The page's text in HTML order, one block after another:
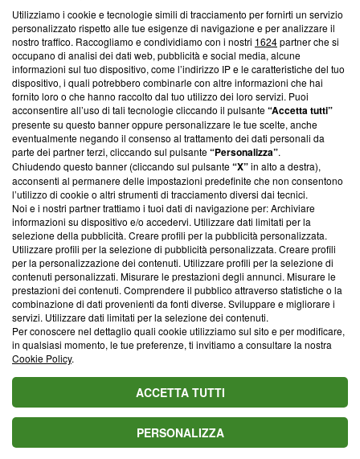
Questa sezione offre informazioni trasparenti su Blasting
News, sui nostri processi editoriali e su come ci impegniamo a
creare news di qualità. Inoltre, afferma la nostra aderenza a
‘Trust Project - News with Integrity’Blasting News non è
ancora membro del programma, ma ha richiesto di farne
parte; Trust Project non ha ancora effettuato una verifica di
conformità agli standard.
Su di noi
Team editoriale
Corporate
Redazione
Informativa Privacy
Cookie Policy
Blasting SA, IDI CHE-247.845.224, Via Carlo Frasca, 3 - 6900
Lugano (Svizzera) Tel:+39 0690258937
© 2026 Blasting News
Utilizziamo i cookie e tecnologie simili di tracciamento per fornirti un servizio
personalizzato rispetto alle tue esigenze di navigazione e per analizzare il
nostro traffico. Raccogliamo e condividiamo con i nostri 1624partner che si
occupano di analisi dei dati web, pubblicità e social media, alcune
informazioni sul tuo dispositivo, come l’indirizzo IP e le caratteristiche del tuo
dispositivo, i quali potrebbero combinarle con altre informazioni che hai
fornito loro o che hanno raccolto dal tuo utilizzo dei loro servizi. Puoi
acconsentire all’uso di tali tecnologie cliccando il pulsante“Accetta tutti”
presente su questo banner oppure personalizzare le tue scelte, anche
eventualmente negando il consenso al trattamento dei dati personali da
parte dei partner terzi, cliccando sul pulsante“Personalizza”.
Chiudendo questo banner (cliccando sul pulsante“X”in alto a destra),
acconsenti al permanere delle impostazioni predefinite che non consentono
l’utilizzo di cookie o altri strumenti di tracciamento diversi dai tecnici.
Noi e i nostri partner trattiamo i tuoi dati di navigazione per: Archiviare
informazioni su dispositivo e/o accedervi. Utilizzare dati limitati per la
selezione della pubblicità. Creare profili per la pubblicità personalizzata.
Utilizzare profili per la selezione di pubblicità personalizzata. Creare profili
per la personalizzazione dei contenuti. Utilizzare profili per la selezione di
contenuti personalizzati. Misurare le prestazioni degli annunci. Misurare le
prestazioni dei contenuti. Comprendere il pubblico attraverso statistiche o la
combinazione di dati provenienti da fonti diverse. Sviluppare e migliorare i
servizi. Utilizzare dati limitati per la selezione dei contenuti.
Per conoscere nel dettaglio quali cookie utilizziamo sul sito e per modificare,
in qualsiasi momento, le tue preferenze, ti invitiamo a consultare la nostra
Cookie Policy.
ACCETTA TUTTI
PERSONALIZZA